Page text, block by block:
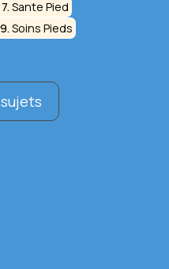
Sante Pied
Soins Pieds